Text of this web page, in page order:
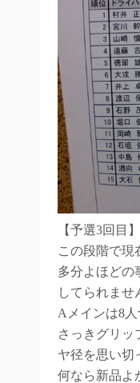
【予選3回目】
この段階で現
多分よほどの
してられませ
Aメインは8人
さっきグリッ
ヤ径を思い切
何なら新品よ